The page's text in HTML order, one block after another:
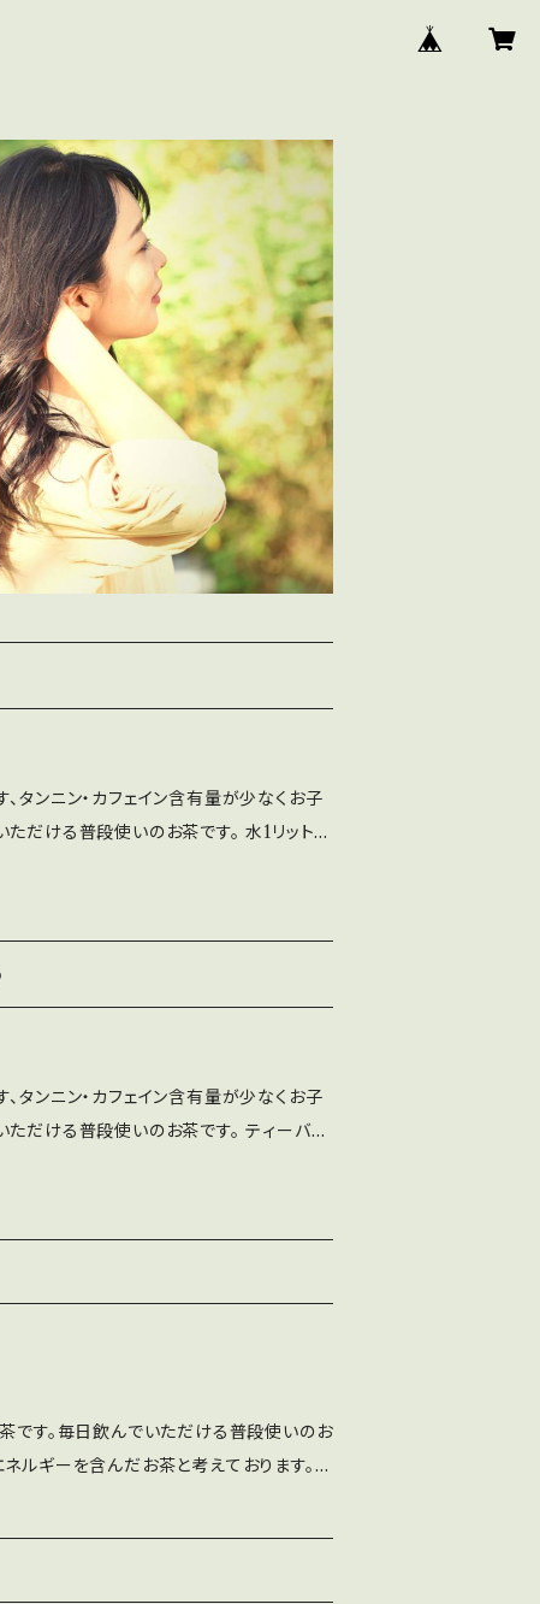
タンニン・カフェイン含有量が少なくお子
だける普段使いのお茶です。 水1リットル
タンニン・カフェイン含有量が少なくお子
ただける普段使いのお茶です。 ティーバッ
です。毎日飲んでいただける普段使いのお
ルギーを含んだお茶と考えております。
れてしまった場合、フライパンなどで煎っ
。